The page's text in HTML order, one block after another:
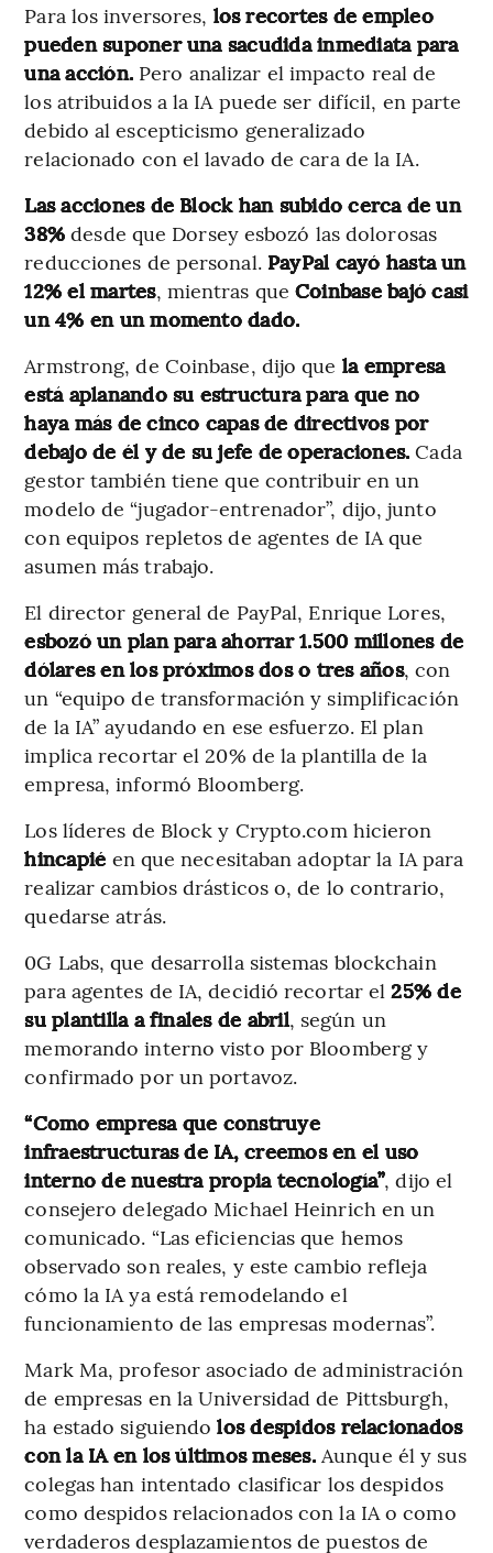
Para los inversores, los recortes de empleo
pueden suponer una sacudida inmediata para
una acción. Pero analizar el impacto real de
los atribuidos a la IA puede ser difícil, en parte
debido al escepticismo generalizado
relacionado con el lavado de cara de la IA.
Las acciones de Block han subido cerca de un
38% desde que Dorsey esbozó las dolorosas
reducciones de personal. PayPal cayó hasta un
12% el martes, mientras queCoinbase bajó casi
un 4% en un momento dado.
Armstrong, de Coinbase, dijo que la empresa
está aplanando su estructura para que no
haya más de cinco capas de directivos por
debajo de él y de su jefe de operaciones. Cada
gestor también tiene que contribuir en un
modelo de “jugador-entrenador”, dijo, junto
con equipos repletos de agentes de IA que
asumen más trabajo.
El director general de PayPal, Enrique Lores,
esbozó un plan para ahorrar 1.500 millones de
dólares en los próximos dos o tres años, con
un “equipo de transformación y simplificación
de la IA” ayudando en ese esfuerzo. El plan
implica recortar el 20% de la plantilla de la
empresa, informó Bloomberg.
Los líderes de Block y Crypto.com hicieron
hincapié en que necesitaban adoptar la IA para
realizar cambios drásticos o, de lo contrario,
quedarse atrás.
0G Labs, que desarrolla sistemas blockchain
para agentes de IA, decidió recortar el25% de
su plantilla a finales de abril, según un
memorando interno visto por Bloomberg y
confirmado por un portavoz.
“Como empresa que construye
infraestructuras de IA, creemos en el uso
interno de nuestra propia tecnología”, dijo el
consejero delegado Michael Heinrich en un
comunicado. “Las eficiencias que hemos
observado son reales, y este cambio refleja
cómo la IA ya está remodelando el
funcionamiento de las empresas modernas”.
Mark Ma, profesor asociado de administración
de empresas en la Universidad de Pittsburgh,
ha estado siguiendolos despidos relacionados
con la IA en los últimos meses.Aunque él y sus
colegas han intentado clasificar los despidos
como despidos relacionados con la IA o como
verdaderos desplazamientos de puestos de